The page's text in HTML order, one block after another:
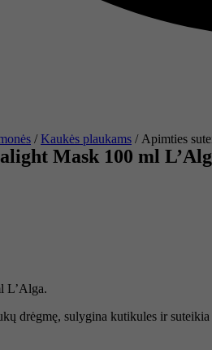
/Kaukės plaukams / Apimties
Mask 100 ml
L’Alga.
drėgmę, sulygina kutikules ir